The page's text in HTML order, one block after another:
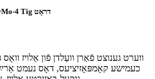
ניקעל צומיש וועלדינג דראָט ERNiCrMo-4 Tig דראָט
כעמישע קאָמפּאָזיציעס, דאָס נעמט